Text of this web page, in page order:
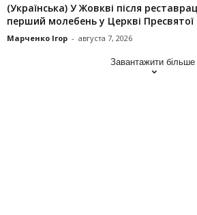
(Українська) У Жовкві після
перший молебень у Церкві Пресвятої
Марченко Ігор - августа 7, 2026
Завантажити більше